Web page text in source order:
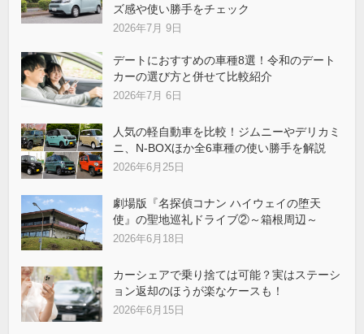
ズ感や使い勝手をチェック
2026年7月 9日
デートにおすすめの車種8選！令和のデート
カーの選び方と併せて比較紹介
2026年7月 6日
人気の軽自動車を比較！ジムニーやデリカミ
ニ、N-BOXほか全6車種の使い勝手を解説
2026年6月25日
劇場版『名探偵コナン ハイウェイの堕天
使』の聖地巡礼ドライブ②～箱根周辺～
2026年6月18日
カーシェアで乗り捨ては可能？実はステーシ
ョン返却のほうが楽なケースも！
2026年6月15日